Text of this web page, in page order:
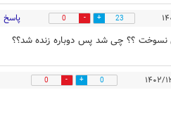
23
0 پاسخ
نسوخت ؟؟ چی شد پس دوباره زنده شد؟؟
0
0